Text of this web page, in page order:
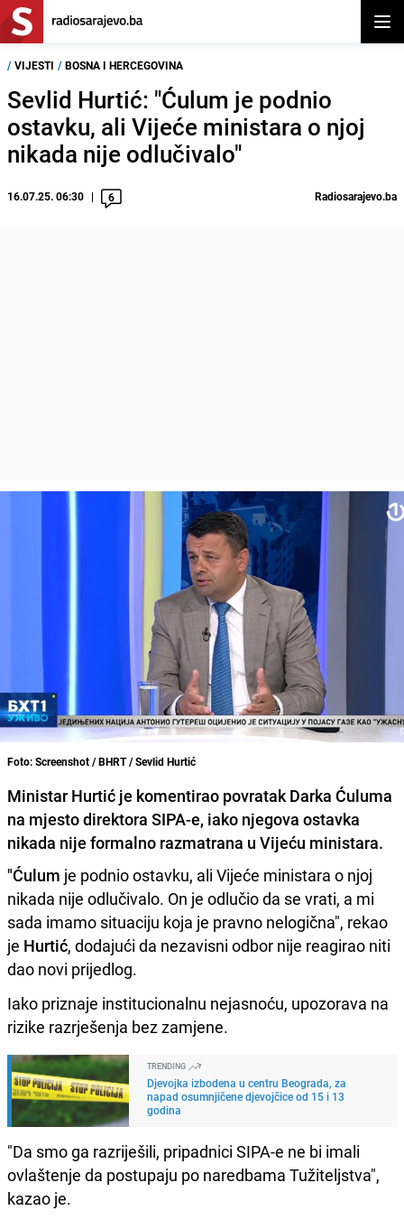
/ VIJESTI / BOSNA I HERCEGOVINA
Sevlid Hurtić: "Ćulum je podnio
ostavku, ali Vijeće ministara o njoj
nikada nije odlučivalo"
16.07.25. 06:30 6 Radiosarajevo.ba
Foto: Screenshot / BHRT / Sevlid Hurtić
Ministar Hurtić je komentirao povratak Darka Ćuluma
na mjesto direktora SIPA-e, iako njegova ostavka
nikada nije formalno razmatrana u Vijeću ministara.
"Ćulum je podnio ostavku, ali Vijeće ministara o njoj
nikada nije odlučivalo. On je odlučio da se vrati, a mi
sada imamo situaciju koja je pravno nelogična", rekao
je Hurtić, dodajući da nezavisni odbor nije reagirao niti
dao novi prijedlog.
Iako priznaje institucionalnu nejasnoću, upozorava na
rizike razrješenja bez zamjene.
TRENDING
Djevojka izbodena u centru Beograda, za
napad osumnjičene djevojčice od 15 i 13
godina
"Da smo ga razriješili, pripadnici SIPA-e ne bi imali
ovlaštenje da postupaju po naredbama Tužiteljstva",
kazao je.